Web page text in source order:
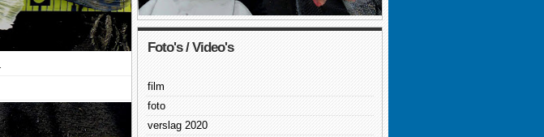
Foto's / Video's
film
foto
verslag 2020